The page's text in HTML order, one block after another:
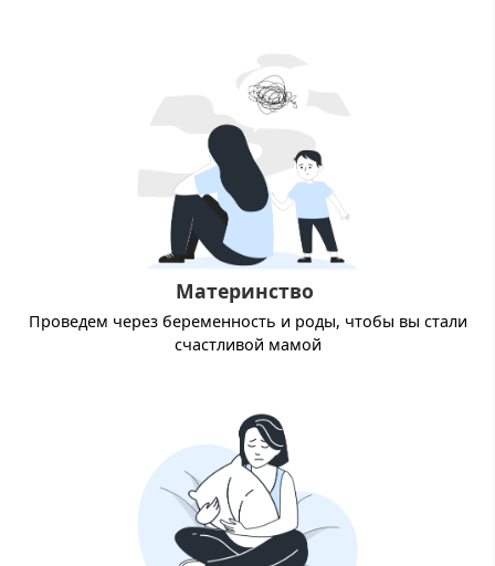
Материнство
Проведем через беременность и роды, чтобы вы стали
счастливой мамой